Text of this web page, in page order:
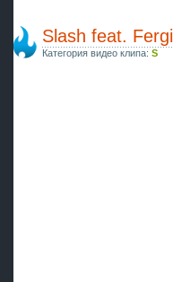
Slash feat.
Категория видео клипа: S